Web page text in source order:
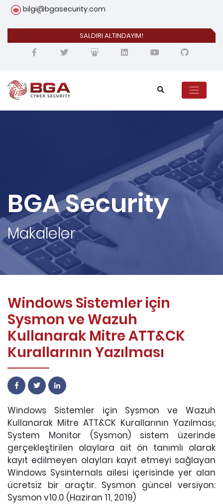
bilgi@bgasecurity.com
SALDIRI ALTINDAYIM!
BGA Security
Makaleler
Windows Sistemler için
Sysmon ve Wazuh
Kullanarak Mitre ATT&CK
Kurallarının Yazılması
Windows Sistemler için Sysmon ve Wazuh
Kullanarak Mitre ATT&CK Kurallarının Yazılması;
System Monitor (Sysmon) sistem üzerinde
gerçekleştirilen olaylara ait ön tanımlı olarak
kayıt edilmeyen olayları kayıt etmeyi sağlayan
Windows Sysinternals ailesi içerisinde yer alan
ücretsiz bir araçtır. Sysmon güncel versiyon:
Sysmon v10.0 (Haziran 11, 2019)